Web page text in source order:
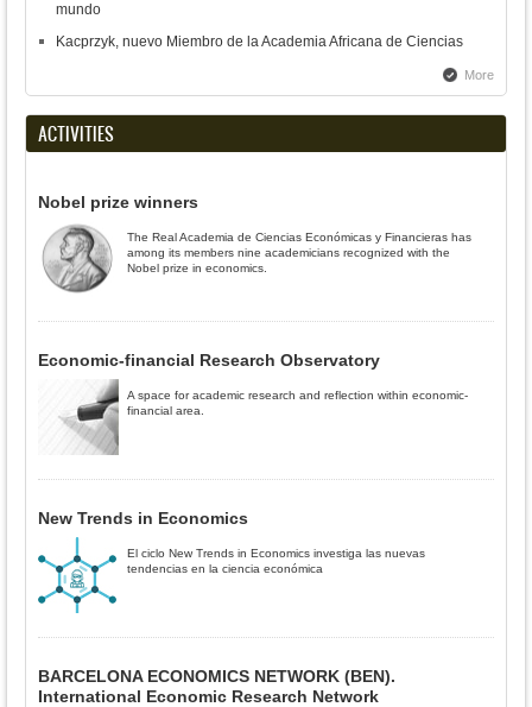
mundo
Kacprzyk, nuevo Miembro de la Academia Africana de Ciencias
More
ACTIVITIES
Nobel prize winners
The Real Academia de Ciencias Económicas y Financieras has
among its members nine academicians recognized with the
Nobel prize in economics.
Economic-financial Research Observatory
A space for academic research and reflection within economic-
financial area.
New Trends in Economics
El ciclo New Trends in Economics investiga las nuevas
tendencias en la ciencia económica
BARCELONA ECONOMICS NETWORK (BEN).
International Economic Research Network